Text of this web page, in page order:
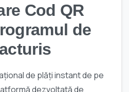
Cod QR
de
de plăți instant de pe
dezvoltată de